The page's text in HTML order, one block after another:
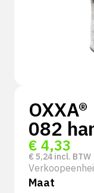
082
€ 4,33
€ 5,24 incl. BTW
Maat